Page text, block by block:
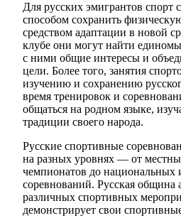
Для русских эмигрантов спорт
способом сохранить
средством адаптации в новой
клубе они могут найти
с ними общие интересы и
цели. Более того, занятия
изучению и сохранению
время тренировок и
общаться на родном языке,
традиции своего народа.
Русские спортивные
на разных уровнях — от
чемпионатов до
соревнований. Русская община
различных спортивных
демонстрирует свои